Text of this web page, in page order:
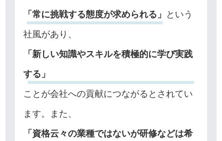
「常に挑戦する態度が求められる」
という
社風があり、
「新しい知識やスキルを積極的に学び実践
する」
ことが会社への貢献につながるとされてい
ます。また、
「資格云々の業種ではないが研修などは希